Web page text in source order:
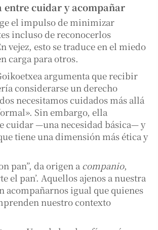
entre cuidar y acompañar
el impulso de minimizar
incluso de reconocerlos
vejez, esto se traduce en el miedo
carga para otros.
argumenta que recibir
considerarse un derecho
necesitamos cuidados más allá
Sin embargo, ella
cuidar —una necesidad básica— y
tiene una dimensión más ética y
pan”, da origen a companio,
el pan’. Aquellos ajenos a nuestra
acompañarnos igual que quienes
nuestro contexto